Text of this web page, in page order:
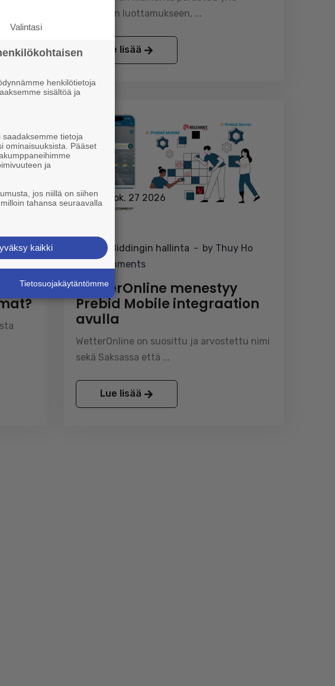
enemmän luottamukseen, ...
Lue lisää
Ho
toukok. 27 2026
Header Biddingin hallinta
by Thuy Ho
0 Comments
WetterOnline menestyy
Prebid Mobile integraation
avulla
WetterOnline on suosittu ja arvostettu nimi
sekä Saksassa että ...
Lue lisää
Valintasi
henkilötietoja
sisältöä ja
tietoja
ominaisuuksista. Pääset
ja
jos niillä on siihen
tahansa seuraavalla
kaikki
Tietosuojakäytäntömme